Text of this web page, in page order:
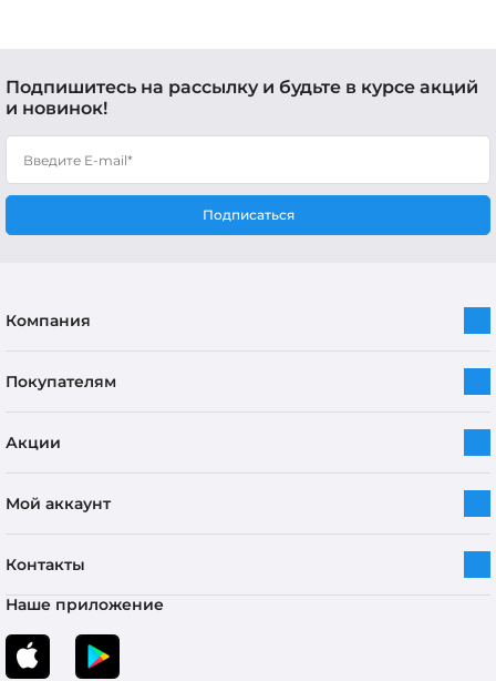
Подпишитесь на рассылку и будьте в курсе акций
и новинок!
Подписаться
Компания
Покупателям
Акции
Мой аккаунт
Контакты
Наше приложение